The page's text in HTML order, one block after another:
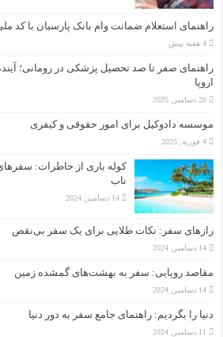
راهنمای استعلام ضمانت وام بانک پارسیان با کد
4 هفته پیش
راهنمای صفر تا صد تحصیل پزشکی در رومانی؛
اروپا
20 دسامبر, 2025
موسسه دادوکیل برای امور حقوقی و کیفری
4 فوریه, 2025
کوله باری از خاطرات:
ناب
14 دسامبر, 2024
رازهای سفر: نکات طلایی برای یک سفر بی‌نقص
14 دسامبر, 2024
مقاصد رویایی: سفر به بهشت‌های گمشده زمین
14 دسامبر, 2024
دنیا را بگردیم: راهنمای جامع سفر به دور دنیا
11 دسامبر, 2024